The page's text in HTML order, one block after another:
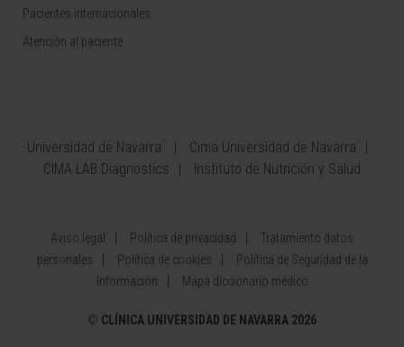
Pacientes internacionales
Atención al paciente
Universidad de Navarra
Cima Universidad de Navarra
CIMA LAB Diagnostics
Instituto de Nutrición y Salud
Aviso legal Política de privacidad
Tratamiento datos
personales
Política de cookies
Política de Seguridad de la
Información
Mapa diccionario médico
© CLÍNICA UNIVERSIDAD DE NAVARRA 2026